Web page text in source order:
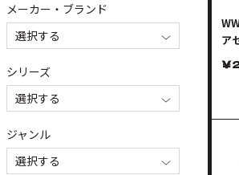
メーカー・ブランド
選択する
シリーズ
選択する
ジャンル
選択する
ア
￥